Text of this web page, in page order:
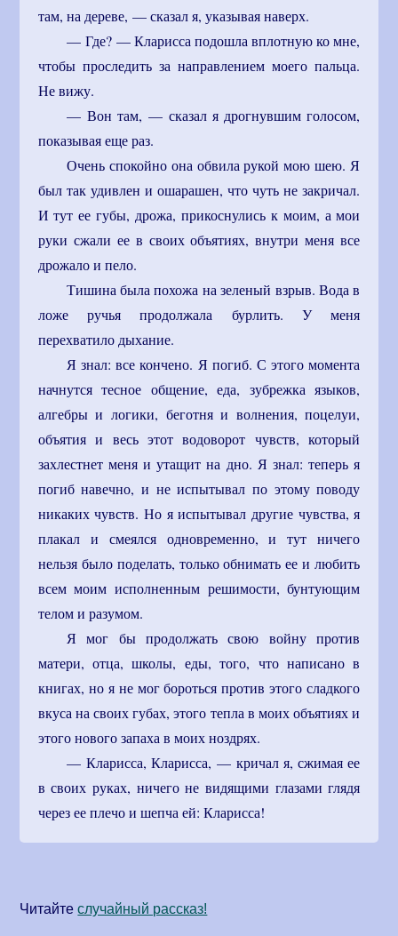
там, на дереве, — сказал я, указывая наверх.
— Где? — Кларисса подошла вплотную ко мне,
чтобы проследить за направлением моего пальца.
Не вижу.
— Вон там, — сказал я дрогнувшим голосом,
показывая еще раз.
Очень спокойно она обвила рукой мою шею. Я
был так удивлен и ошарашен, что чуть не закричал.
И тут ее губы, дрожа, прикоснулись к моим, а мои
руки сжали ее в своих объятиях, внутри меня все
дрожало и пело.
Тишина была похожа на зеленый взрыв. Вода в
ложе ручья продолжала бурлить. У меня
перехватило дыхание.
Я знал: все кончено. Я погиб. С этого момента
начнутся тесное общение, еда, зубрежка языков,
алгебры и логики, беготня и волнения, поцелуи,
объятия и весь этот водоворот чувств, который
захлестнет меня и утащит на дно. Я знал: теперь я
погиб навечно, и не испытывал по этому поводу
никаких чувств. Но я испытывал другие чувства, я
плакал и смеялся одновременно, и тут ничего
нельзя было поделать, только обнимать ее и любить
всем моим исполненным решимости, бунтующим
телом и разумом.
Я мог бы продолжать свою войну против
матери, отца, школы, еды, того, что написано в
книгах, но я не мог бороться против этого сладкого
вкуса на своих губах, этого тепла в моих объятиях и
этого нового запаха в моих ноздрях.
— Кларисса, Кларисса, — кричал я, сжимая ее
в своих руках, ничего не видящими глазами глядя
через ее плечо и шепча ей: Кларисса!
Читайтеcлучайный рассказ!